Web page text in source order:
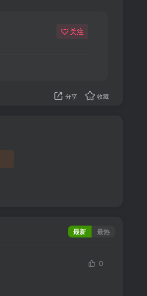
关注
分享 收藏
最新 最热
0